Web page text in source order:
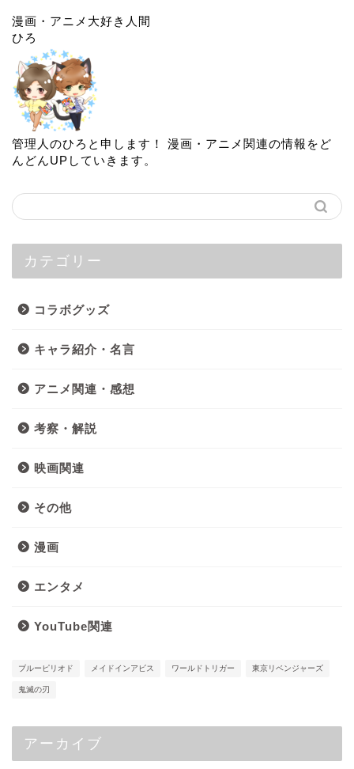
漫画・アニメ大好き人間
ひろ
管理人のひろと申します！ 漫画・アニメ関連の情報をど
んどんUPしていきます。
カテゴリー
コラボグッズ
キャラ紹介・名言
アニメ関連・感想
考察・解説
映画関連
その他
漫画
エンタメ
YouTube関連
ブルーピリオド メイドインアビス ワールドトリガー 東京リベンジャーズ
鬼滅の刃
アーカイブ